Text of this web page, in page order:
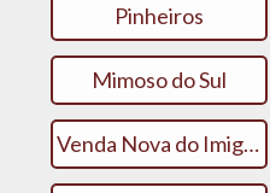
Pinheiros
Mimoso do Sul
Venda Nova do Imigrante